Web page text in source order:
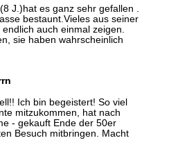
J.)hat es ganz sehr gefallen .
bestaunt.Vieles aus seiner
auch einmal zeigen.
sie haben wahrscheinlich
Ich bin begeistert! So viel
mitzukommen, hat nach
- gekauft Ende der 50er
Besuch mitbringen. Macht